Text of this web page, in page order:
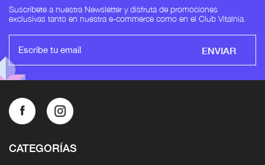
Suscríbete a nuestra Newsletter y disfruta de promociones
exclusivas tanto en nuestra e-commerce como en el Club Vitalnia.
ENVIAR
CATEGORÍAS